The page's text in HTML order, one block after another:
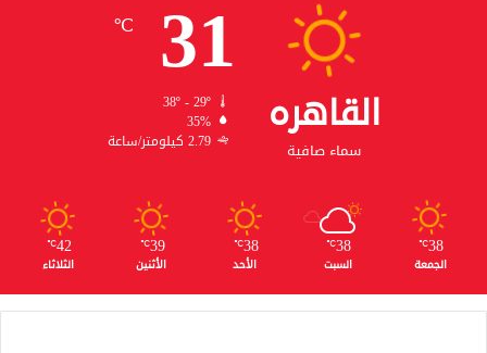
القاهره
سماء صافية
31
℃
38º - 29º
35%
2.79 كيلومتر/ساعة
38
℃
الجمعة
38
℃
السبت
38
℃
الأحد
39
℃
الأثنين
42
℃
الثلاثاء